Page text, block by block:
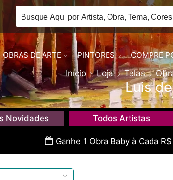
OBRAS DE ARTE PINTORES COMPRE
Início Loja Telas
Luis
Novidades Todos Artistas
Ganhe 1 Obra Baby à Cada